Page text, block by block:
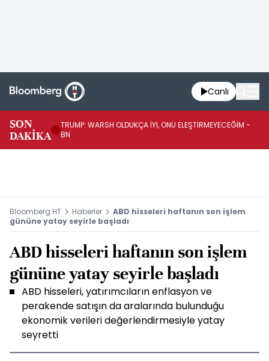
Canlı
SON
DAKİKA
TRUMP: WARSH OLDUKÇA İYİ, ONU ELEŞTİRMEYECEĞİM -
BN
Bloomberg HT Haberler
ABD hisseleri haftanın son işlem
gününe yatay seyirle başladı
ABD hisseleri haftanın son işlem
gününe yatay seyirle başladı
ABD hisseleri, yatırımcıların enflasyon ve
perakende satışın da aralarında bulunduğu
ekonomik verileri değerlendirmesiyle yatay
seyretti